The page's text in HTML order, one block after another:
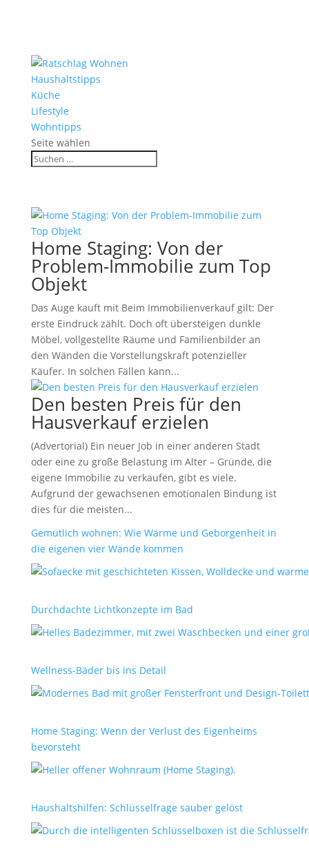
Haushaltstipps
Küche
Lifestyle
Wohntipps
Seite wählen
Home Staging: Von der
Problem-Immobilie zum Top
Objekt
Das Auge kauft mit Beim Immobilienverkauf gilt: Der
erste Eindruck zählt. Doch oft übersteigen dunkle
Möbel, vollgestellte Räume und Familienbilder an
den Wänden die Vorstellungskraft potenzieller
Käufer. In solchen Fällen kann...
Den besten Preis für den
Hausverkauf erzielen
(Advertorial) Ein neuer Job in einer anderen Stadt
oder eine zu große Belastung im Alter – Gründe, die
eigene Immobilie zu verkaufen, gibt es viele.
Aufgrund der gewachsenen emotionalen Bindung ist
dies für die meisten...
Gemütlich wohnen: Wie Wärme und Geborgenheit in
die eigenen vier Wände kommen
Durchdachte Lichtkonzepte im Bad
Wellness-Bäder bis ins Detail
Home Staging: Wenn der Verlust des Eigenheims
bevorsteht
Haushaltshilfen: Schlüsselfrage sauber gelöst